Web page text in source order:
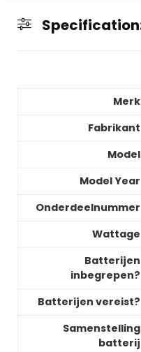
Merk
Fabrikant
Model
Model Year
Onderdeelnummer
Wattage
Batterijen
inbegrepen?
Batterijen vereist?
Samenstelling
batterij